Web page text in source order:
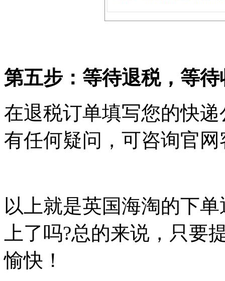
第五步：等待退税，等待
在退税订单填写您的快
有任何疑问，可咨询官网
以上就是英国海淘的下
上了吗?总的来说，只
愉快！